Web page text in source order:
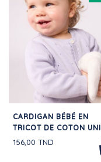
CARDIGAN BÉBÉ EN
TRICOT DE COTON UNI
156,00 TND